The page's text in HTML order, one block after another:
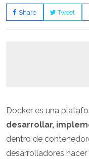
Share Tweet
Docker es una
desarrollar,
dentro de
desarrolladores